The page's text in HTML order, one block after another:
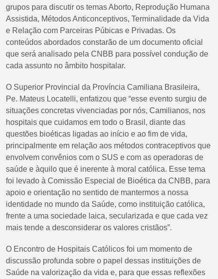
grupos para discutir os temas Aborto, Reprodução Humana
Assistida, Métodos Anticonceptivos, Terminalidade da Vida
e Relação com Parceiras Púbicas e Privadas. Os
conteúdos abordados constarão de um documento oficial
que será analisado pela CNBB para possível condução de
cada assunto no âmbito hospitalar.
O Superior Provincial da Província Camiliana Brasileira,
Pe. Mateus Locatelli, enfatizou que “esse evento surgiu de
situações concretas vivenciadas por nós, Camilianos, nos
hospitais que cuidamos em todo o Brasil, diante das
questões bioéticas ligadas ao início e ao fim de vida,
principalmente em relação aos métodos contraceptivos que
envolvem convênios com o SUS e com as operadoras de
saúde e àquilo que é inerente à moral católica. Esse tema
foi levado à Comissão Especial de Bioética da CNBB, para
apoio e orientação no sentido de mantermos a nossa
identidade no mundo da Saúde, como instituição católica,
frente a uma sociedade laica, secularizada e que cada vez
mais tende a desconsiderar os valores cristãos”.
O Encontro de Hospitais Católicos foi um momento de
discussão profunda sobre o papel dessas instituições de
Saúde na valorização da vida e, para que essas reflexões